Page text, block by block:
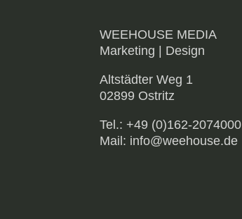
WEEHOUSE MEDIA
Marketing | Design
Altstädter Weg 1
02899 Ostritz
Tel.: +49 (0)162-2074000
Mail: info@weehouse.de